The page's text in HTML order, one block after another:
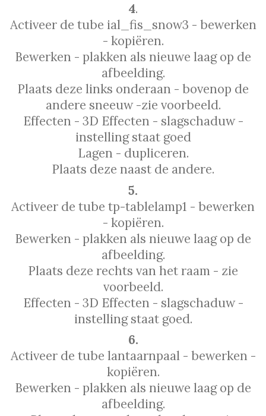
4.
Activeer de tube ial_fis_snow3 - bewerken
- kopiëren.
Bewerken - plakken als nieuwe laag op de
afbeelding.
Plaats deze links onderaan - bovenop de
andere sneeuw -zie voorbeeld.
Effecten - 3D Effecten - slagschaduw -
instelling staat goed
Lagen - dupliceren.
Plaats deze naast de andere.
5.
Activeer de tube tp-tablelamp1 - bewerken
- kopiëren.
Bewerken - plakken als nieuwe laag op de
afbeelding.
Plaats deze rechts van het raam - zie
voorbeeld.
Effecten - 3D Effecten - slagschaduw -
instelling staat goed.
6.
Activeer de tube lantaarnpaal - bewerken -
kopiëren.
Bewerken - plakken als nieuwe laag op de
afbeelding.